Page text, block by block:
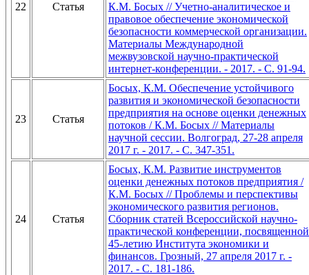
22 Статья
К.М. Босых // Учетно-аналитическое и
правовое обеспечение экономической
безопасности коммерческой организации.
Материалы Международной
межвузовской научно-практической
интернет-конференции. - 2017. - С. 91-94.
23 Статья
Босых, К.М. Обеспечение устойчивого
развития и экономической безопасности
предприятия на основе оценки денежных
потоков / К.М. Босых // Материалы
научной сессии. Волгоград, 27-28 апреля
2017 г. - 2017. - С. 347-351.
24 Статья
Босых, К.М. Развитие инструментов
оценки денежных потоков предприятия /
К.М. Босых // Проблемы и перспективы
экономического развития регионов.
Сборник статей Всероссийской научно-
практической конференции, посвященной
45-летию Института экономики и
финансов. Грозный, 27 апреля 2017 г. -
2017. - С. 181-186.